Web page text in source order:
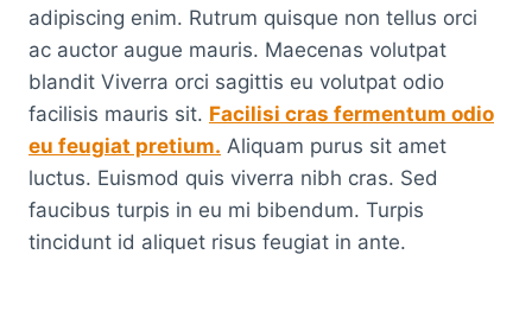
adipiscing enim. Rutrum quisque non tellus orci
ac auctor augue mauris. Maecenas volutpat
blandit Viverra orci sagittis eu volutpat odio
facilisis mauris sit. Facilisi cras fermentum odio
eu feugiat pretium. Aliquam purus sit amet
luctus. Euismod quis viverra nibh cras. Sed
faucibus turpis in eu mi bibendum. Turpis
tincidunt id aliquet risus feugiat in ante.